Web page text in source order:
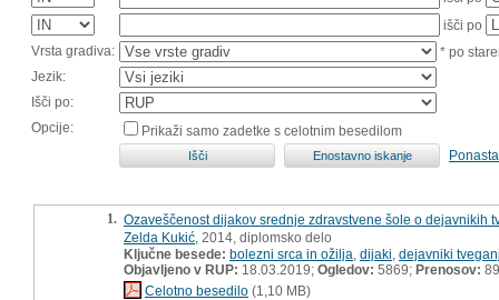
išči po
Vrsta gradiva:
* po
Jezik:
Išči po:
Opcije:
Prikaži samo zadetke s celotnim besedilom
1. Ozaveščenost dijakov srednje zdravstvene šole o
Zelda Kukić , 2014, diplomsko delo
Ključne besede: bolezni srca in ožilja dijaki dejavniki
Objavljeno v RUP: 18.03.2019; Ogledov: 5869; Prenosov: 89
Celotno besedilo (1,10 MB)